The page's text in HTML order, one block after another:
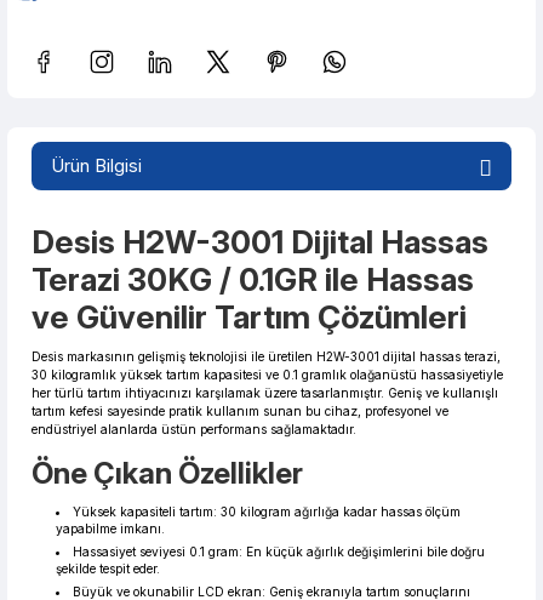
1.318,60 TL den başlayan taksitlerle! x 9 %2 İndirim
Ürün Bilgisi
Desis H2W-3001 Dijital Hassas
Terazi 30KG / 0.1GR ile Hassas
ve Güvenilir Tartım Çözümleri
Desis markasının gelişmiş teknolojisi ile üretilen H2W-3001 dijital hassas terazi,
30 kilogramlık yüksek tartım kapasitesi ve 0.1 gramlık olağanüstü hassasiyetiyle
her türlü tartım ihtiyacınızı karşılamak üzere tasarlanmıştır. Geniş ve kullanışlı
tartım kefesi sayesinde pratik kullanım sunan bu cihaz, profesyonel ve
endüstriyel alanlarda üstün performans sağlamaktadır.
Öne Çıkan Özellikler
Yüksek kapasiteli tartım: 30 kilogram ağırlığa kadar hassas ölçüm
yapabilme imkanı.
Hassasiyet seviyesi 0.1 gram: En küçük ağırlık değişimlerini bile doğru
şekilde tespit eder.
Büyük ve okunabilir LCD ekran: Geniş ekranıyla tartım sonuçlarını